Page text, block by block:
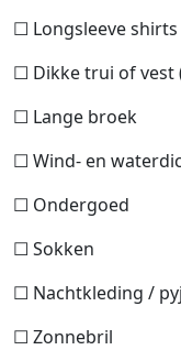
☐ Longsleeve
☐ Dikke trui of vest
☐ Lange broek
☐ Wind- en
☐ Ondergoed
☐ Sokken
☐ Nachtkleding /
☐ Zonnebril